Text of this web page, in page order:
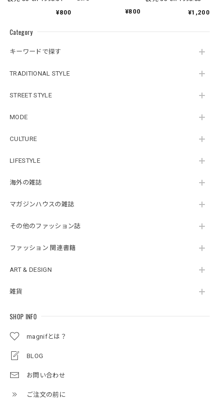
Category
キーワードで探す
TRADITIONAL STYLE
STREET STYLE
MODE
CULTURE
LIFESTYLE
海外の雑誌
マガジンハウスの雑誌
その他のファッション誌
ファッション 関連書籍
ART & DESIGN
雑貨
SHOP INFO
magnifとは？
BLOG
お問い合わせ
ご注文の前に
¥800
¥800
¥1,200